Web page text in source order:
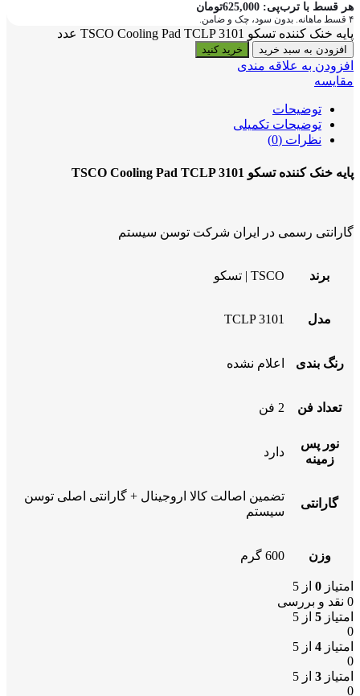
هر قسط با ترب‌پی: 625,000تومان
۴ قسط ماهانه. بدون سود، چک و ضامن.
پایه خنک کننده تسکو TSCO Cooling Pad TCLP 3101 عدد
افزودن به سبد خرید خرید کنید
افزودن به علاقه مندی
مقایسه
توضیحات
توضیحات تکمیلی
نظرات (0)
پایه خنک کننده تسکو TSCO Cooling Pad TCLP 3101
گارانتی رسمی در ایران شرکت توسن سیستم
برند TSCO | تسکو
مدل TCLP 3101
رنگ بندی اعلام نشده
تعداد فن 2 فن
نور پس
زمینه
دارد
گارانتی
تضمین اصالت کالا اروجینال + گارانتی اصلی توسن
سیستم
وزن 600 گرم
امتیاز 0 از 5
0 نقد و بررسی
امتیاز 5 از 5
0
امتیاز 4 از 5
0
امتیاز 3 از 5
0